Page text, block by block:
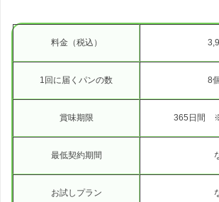
料金（税込）
1回に届くパンの数 8
賞味期限 365日間 ※
最低契約期間
お試しプラン